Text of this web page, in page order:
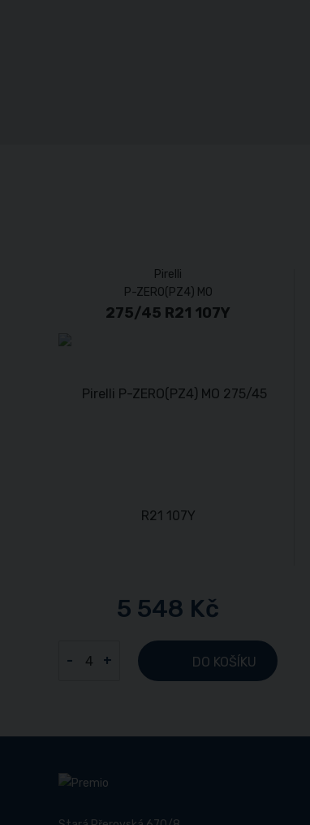
Pirelli
P-ZERO(PZ4) MO
275/45 R21 107Y
5 548 Kč
- + DO KOŠÍKU